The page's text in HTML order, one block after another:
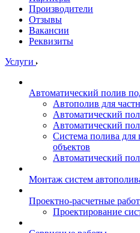
Производители
Отзывы
Вакансии
Реквизиты
Услуги
Автоматический полив
Автополив для
Автоматический
Автоматический
Система полива для
объектов
Автоматический
Монтаж систем
Проектно-расчетные
Проектирование